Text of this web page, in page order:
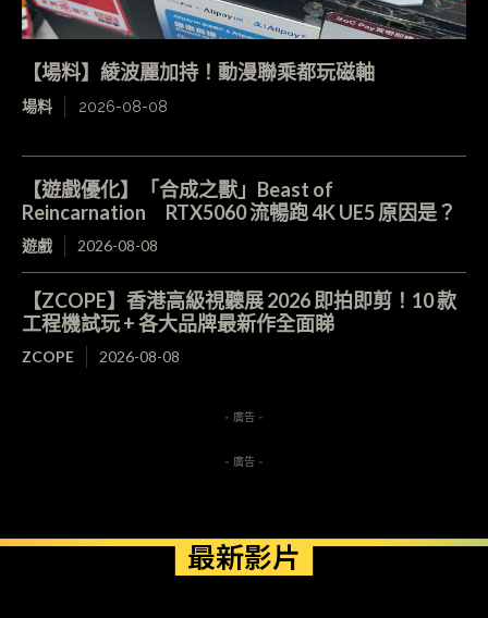
【場料】綾波麗加持！動漫聯乘都玩磁軸
場料 2026-08-08
【遊戲優化】「合成之獸」Beast of
Reincarnation RTX5060 流暢跑 4K UE5 原因是？
遊戲 2026-08-08
【ZCOPE】香港高級視聽展 2026 即拍即剪！10 款
工程機試玩 + 各大品牌最新作全面睇
ZCOPE 2026-08-08
- 廣告 -
- 廣告 -
最新影片